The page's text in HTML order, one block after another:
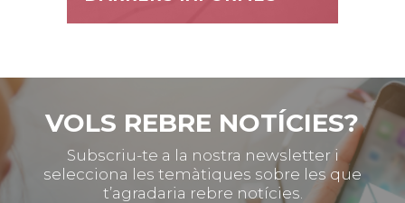
VOLS REBRE NOTÍCIES?
Subscriu-te a la nostra newsletter i
selecciona les temàtiques sobre les que
t’agradaria rebre notícies.